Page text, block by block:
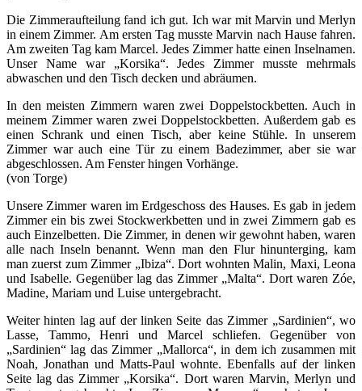
Die Zimmeraufteilung fand ich gut. Ich war mit Marvin und Merlyn
in einem Zimmer. Am ersten Tag musste Marvin nach Hause fahren.
Am zweiten Tag kam Marcel. Jedes Zimmer hatte einen Inselnamen.
Unser Name war „Korsika“. Jedes Zimmer musste mehrmals
abwaschen und den Tisch decken und abräumen.
In den meisten Zimmern waren zwei Doppelstockbetten. Auch in
meinem Zimmer waren zwei Doppelstockbetten. Außerdem gab es
einen Schrank und einen Tisch, aber keine Stühle. In unserem
Zimmer war auch eine Tür zu einem Badezimmer, aber sie war
abgeschlossen. Am Fenster hingen Vorhänge.
(von Torge)
Unsere Zimmer waren im Erdgeschoss des Hauses. Es gab in jedem
Zimmer ein bis zwei Stockwerkbetten und in zwei Zimmern gab es
auch Einzelbetten. Die Zimmer, in denen wir gewohnt haben, waren
alle nach Inseln benannt. Wenn man den Flur hinunterging, kam
man zuerst zum Zimmer „Ibiza“. Dort wohnten Malin, Maxi, Leona
und Isabelle. Gegenüber lag das Zimmer „Malta“. Dort waren Zóe,
Madine, Mariam und Luise untergebracht.
Weiter hinten lag auf der linken Seite das Zimmer „Sardinien“, wo
Lasse, Tammo, Henri und Marcel schliefen. Gegenüber von
„Sardinien“ lag das Zimmer „Mallorca“, in dem ich zusammen mit
Noah, Jonathan und Matts-Paul wohnte. Ebenfalls auf der linken
Seite lag das Zimmer „Korsika“. Dort waren Marvin, Merlyn und